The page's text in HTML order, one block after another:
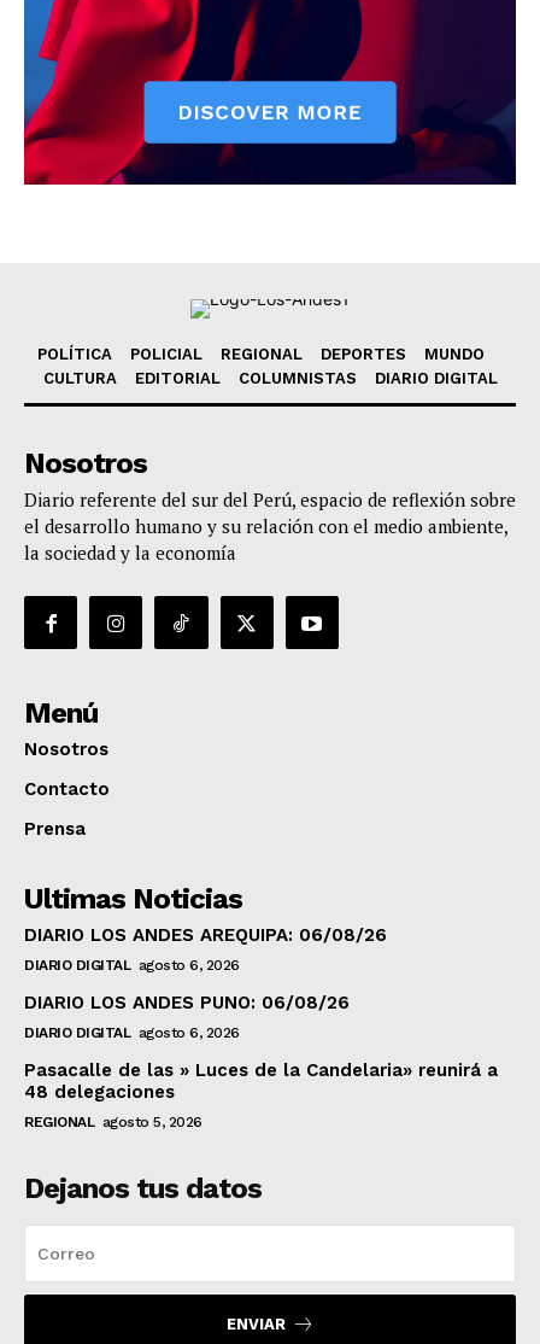
POLÍTICA POLICIAL REGIONAL DEPORTES
MUNDO
CULTURA
EDITORIAL COLUMNISTAS DIARIO DIGITAL
Nosotros
Diario referente del sur del Perú, espacio de reflexión sobre
el desarrollo humano y su relación con el medio ambiente,
la sociedad y la economía
Menú
Nosotros
Contacto
Prensa
Ultimas Noticias
DIARIO LOS ANDES AREQUIPA: 06/08/26
DIARIO DIGITAL agosto 6, 2026
DIARIO LOS ANDES PUNO: 06/08/26
DIARIO DIGITAL agosto 6, 2026
Pasacalle de las » Luces de la Candelaria» reunirá a
48 delegaciones
REGIONAL agosto 5, 2026
Dejanos tus datos
ENVIAR